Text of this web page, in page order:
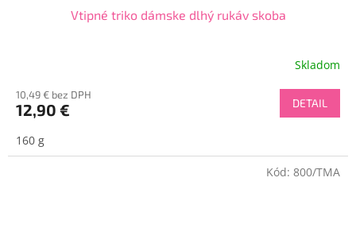
Vtipné triko dámske dlhý rukáv skoba
Skladom
10,49 € bez DPH
12,90 € DETAIL
160 g
Kód: 800/TMA